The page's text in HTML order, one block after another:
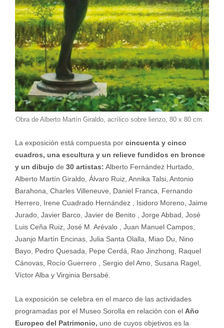
Obra de Alberto Martín Giraldo, acrílico sobre lienzo, 80 x 80 cm.
La exposición está compuesta por cincuenta y cinco
cuadros, una escultura y un relieve fundidos en bronce
y un dibujo de 30 artistas: Alberto Fernández Hurtado,
Alberto Martín Giraldo, Álvaro Ruiz, Annika Talsi, Antonio
Barahona, Charles Villeneuve, Daniel Franca, Fernando
Herrero, Irene Cuadrado Hernández , Isidoro Moreno, Jaime
Jurado, Javier Barco, Javier de Benito , Jorge Abbad, José
Luis Ceña Ruiz, José M. Arévalo , Juan Manuel Campos,
Juanjo Martín Encinas, Julia Santa Olalla, Miao Du, Nino
Bayo, Pedro Quesada, Pepe Cerdá, Rao Jinzhong, Raquel
Cánovas, Rocío Guerrero , Sergio del Amo, Susana Ragel,
Víctor Alba y Virginia Bersabé.
La exposición se celebra en el marco de las actividades
programa­das por el Museo Sorolla en relación con el Año
Europeo del Pa­trimonio, uno de cuyos objetivos es la